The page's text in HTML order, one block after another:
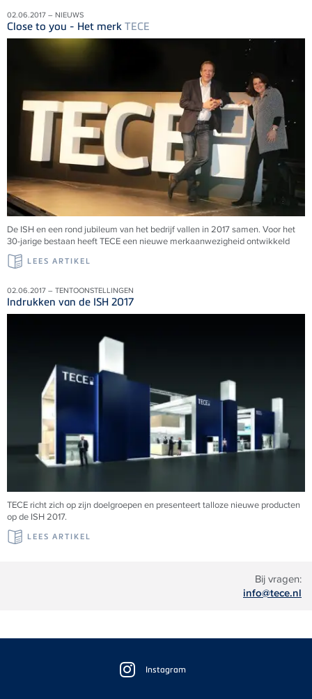
Bij vragen:
info@tece.nl
02.06.2017 – NIEUWS
Close to you - Het merk TECE
De ISH en een rond jubileum van het bedrijf vallen in 2017 samen. Voor het
30-jarige bestaan heeft TECE een nieuwe merkaanwezigheid ontwikkeld
LEES ARTIKEL
02.06.2017 – TENTOONSTELLINGEN
Indrukken van de ISH 2017
TECE richt zich op zijn doelgroepen en presenteert talloze nieuwe producten
op de ISH 2017.
LEES ARTIKEL
Instagram